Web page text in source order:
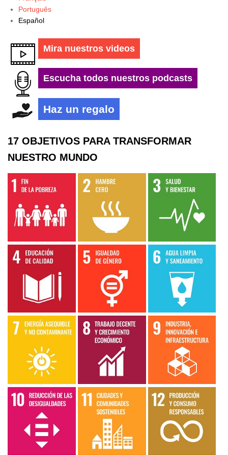
Português
Español
Mira nuestros videos
Escucha todos nuestros podcasts
Haz un regalo
17 OBJETIVOS PARA TRANSFORMAR
NUESTRO MUNDO